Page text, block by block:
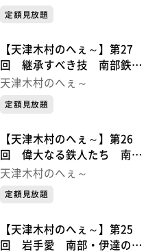
定額見放題
【天津木村のへぇ～】第27
回 継承すべき技 南部鉄器
シリーズ②
天津木村のへぇ～
定額見放題
【天津木村のへぇ～】第26
回 偉大なる鉄人たち 南部
鉄器シリーズ①
天津木村のへぇ～
定額見放題
【天津木村のへぇ～】第25
回 岩手愛 南部・伊達の藩